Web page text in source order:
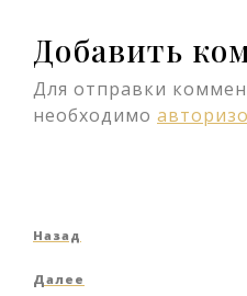
Добавить
Для отправки
необходимо
Навигация
по
Предыдущая
Назад
Следующая
Далее